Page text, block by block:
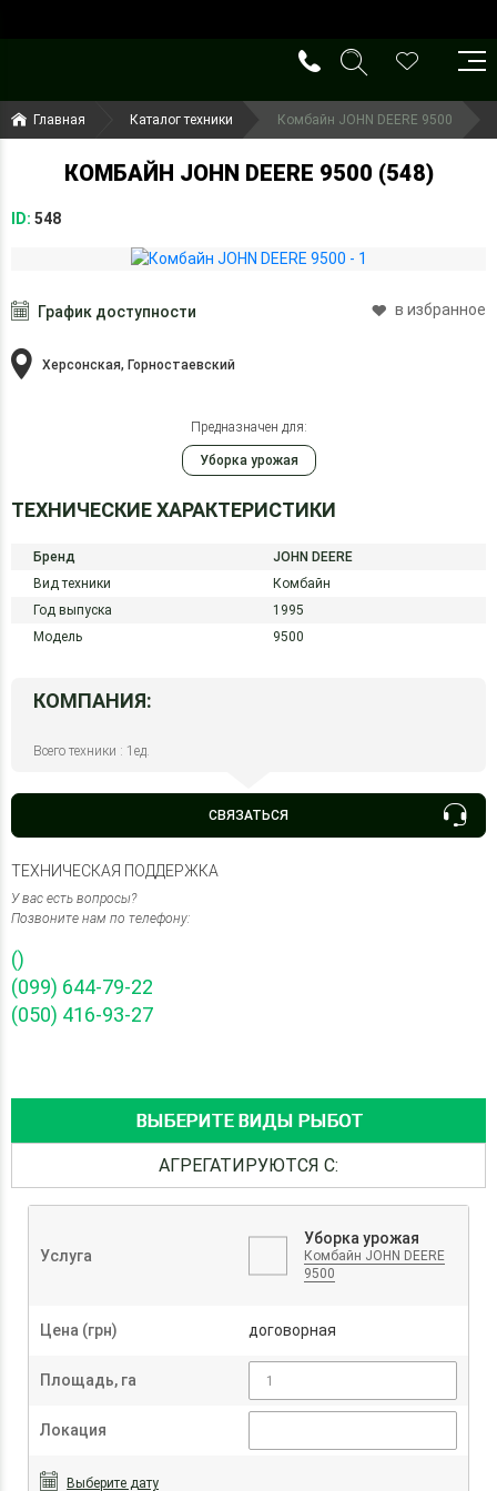
(099) 644-79-22
(050) 416-93-27
Главная Каталог техники Комбайн JOHN DEERE 9500
КОМБАЙН JOHN DEERE 9500 (548)
ID: 548
График доступности в избранное
Херсонская, Горностаевский
Предназначен для:
Уборка урожая
ТЕХНИЧЕСКИЕ ХАРАКТЕРИСТИКИ
Бренд
JOHN DEERE
Вид техники
Комбайн
Год выпуска
1995
Модель
9500
КОМПАНИЯ:
Всего техники : 1ед.
СВЯЗАТЬСЯ
ТЕХНИЧЕСКАЯ ПОДДЕРЖКА
У вас есть вопросы?
Позвоните нам по телефону:
()
(099) 644-79-22
(050) 416-93-27
ВЫБЕРИТЕ ВИДЫ РЫБОТ
АГРЕГАТИРУЮТСЯ С:
Услуга
Уборка урожая
Комбайн JOHN DEERE
9500
Цена (грн) договорная
Площадь, га
Локация
Выберите дату